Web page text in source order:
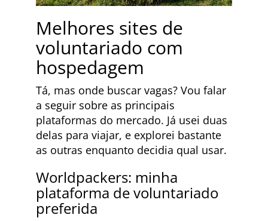
Melhores sites de
voluntariado com
hospedagem
Tá, mas onde buscar vagas? Vou falar
a seguir sobre as principais
plataformas do mercado. Já usei duas
delas para viajar, e explorei bastante
as outras enquanto decidia qual usar.
Worldpackers: minha
plataforma de voluntariado
preferida